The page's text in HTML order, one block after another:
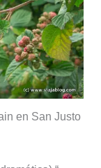
en San Justo